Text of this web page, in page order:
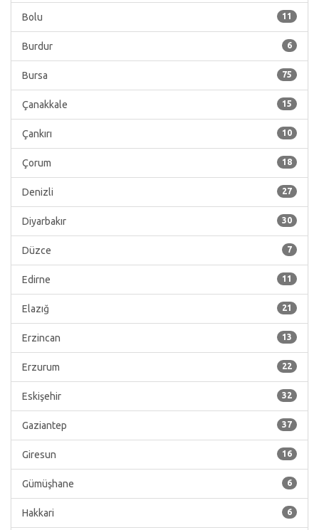
11
Bolu
6
Burdur
75
Bursa
15
Çanakkale
10
Çankırı
18
Çorum
27
Denizli
30
Diyarbakır
7
Düzce
11
Edirne
21
Elazığ
13
Erzincan
22
Erzurum
32
Eskişehir
37
Gaziantep
16
Giresun
6
Gümüşhane
6
Hakkari